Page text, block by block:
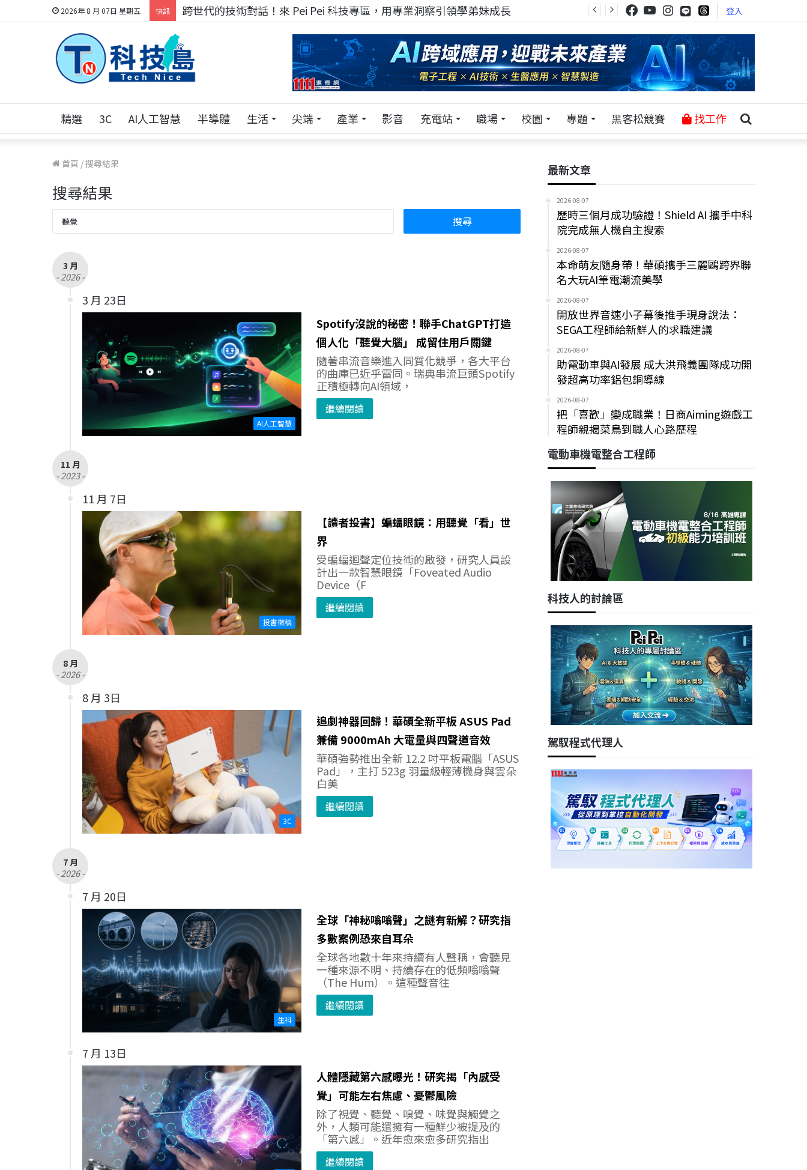
2026年 8 月 07日 星期五 快訊 科技人的經驗傳承地！在 Pei Pei 科技專區，與學弟妹交流最硬核的技術 登入
精選 3C AI人工智慧 半導體 生活 尖端 產業 影音 充電站 職場 校園 專題 黑客松競賽 找工作
首頁 /搜尋結果
搜尋結果
3 月
- 2026 -
3 月 23日
AI人工智慧
Spotify沒說的秘密！聯手ChatGPT打造
個人化「聽覺大腦」 成留住用戶關鍵
隨著串流音樂進入同質化競爭，各大平台
的曲庫已近乎雷同。瑞典串流巨頭Spotify
正積極轉向AI領域，
繼續閱讀
11 月
- 2023 -
11 月 7日
投書徵稿
【讀者投書】蝙蝠眼鏡：用聽覺「看」世
界
受蝙蝠迴聲定位技術的啟發，研究人員設
計出一款智慧眼鏡「Foveated Audio
Device（F
繼續閱讀
8 月
- 2026 -
8 月 3日
3C
追劇神器回歸！華碩全新平板 ASUS Pad
兼備 9000mAh 大電量與四聲道音效
華碩強勢推出全新 12.2 吋平板電腦「ASUS
Pad」，主打 523g 羽量級輕薄機身與雲朵
白美
繼續閱讀
7 月
- 2026 -
7 月 20日
生科
全球「神秘嗡嗡聲」之謎有新解？研究指
多數案例恐來自耳朵
全球各地數十年來持續有人聲稱，會聽見
一種來源不明、持續存在的低頻嗡嗡聲
（The Hum）。這種聲音往
繼續閱讀
7 月 13日
人體隱藏第六感曝光！研究揭「內感受
覺」可能左右焦慮、憂鬱風險
除了視覺、聽覺、嗅覺、味覺與觸覺之
外，人類可能還擁有一種鮮少被提及的
「第六感」。近年愈來愈多研究指出
繼續閱讀
最新文章
2026-08-07
歷時三個月成功驗證！Shield AI 攜手中科
院完成無人機自主搜索
2026-08-07
本命萌友隨身帶！華碩攜手三麗鷗跨界聯
名大玩AI筆電潮流美學
2026-08-07
開放世界音速小子幕後推手現身說法：
SEGA工程師給新鮮人的求職建議
2026-08-07
助電動車與AI發展 成大洪飛義團隊成功開
發超高功率鋁包銅導線
2026-08-07
把「喜歡」變成職業！日商Aiming遊戲工
程師親揭菜鳥到職人心路歷程
電動車機電整合工程師
科技人的討論區
駕馭程式代理人